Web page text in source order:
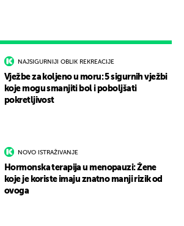
NAJSIGURNIJI OBLIK REKREACIJE
Vježbe za koljeno u moru: 5 sigurnih vježbi
koje mogu smanjiti bol i poboljšati
pokretljivost
NOVO ISTRAŽIVANJE
Hormonska terapija u menopauzi: Žene
koje je koriste imaju znatno manji rizik od
ovoga